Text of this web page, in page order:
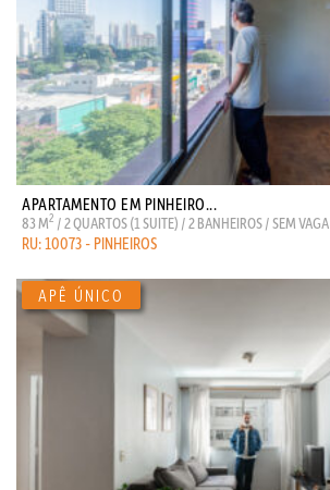
APARTAMENTO EM PINHEIRO...
83 M2 / 2 QUARTOS (1 SUITE) / 2 BANHEIROS / SEM VAGA
RU: 10073 - PINHEIROS